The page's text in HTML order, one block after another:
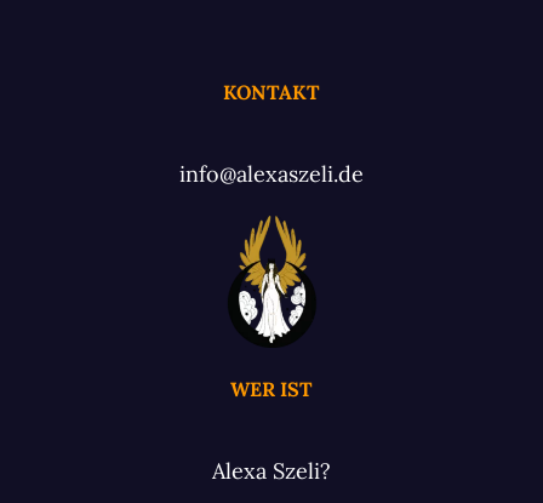
KONTAKT
info@alexaszeli.de
WER IST
Alexa Szeli?